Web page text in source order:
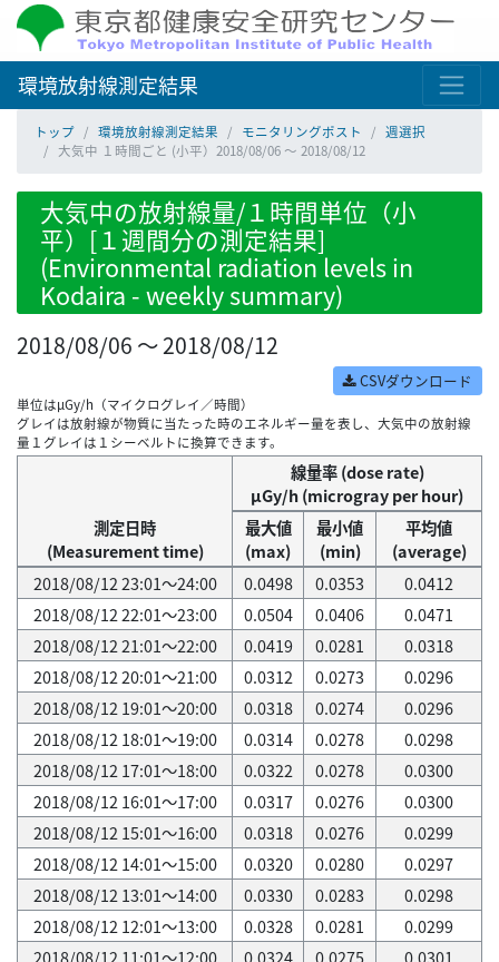
環境放射線測定結果
トップ 環境放射線測定結果 モニタリングポスト
週選択
大気中 １時間ごと (小平）2018/08/06 ～ 2018/08/12
大気中の放射線量/１時間単位（小
平）[１週間分の測定結果]
(Environmental radiation levels in
Kodaira - weekly summary)
2018/08/06 ～ 2018/08/12
CSVダウンロード
単位はμGy/h（マイクログレイ／時間）
グレイは放射線が物質に当たった時のエネルギー量を表し、大気中の放射線
量１グレイは１シーベルトに換算できます。
測定日時
(Measurement time)
線量率 (dose rate)
μGy/h (microgray per hour)
最大値
(max)
最小値
(min)
平均値
(average)
2018/08/12 23:01～24:00
0.0498 0.0353
0.0412
2018/08/12 22:01～23:00
0.0504 0.0406
0.0471
2018/08/12 21:01～22:00
0.0419 0.0281
0.0318
2018/08/12 20:01～21:00
0.0312 0.0273
0.0296
2018/08/12 19:01～20:00
0.0318 0.0274
0.0296
2018/08/12 18:01～19:00
0.0314 0.0278
0.0298
2018/08/12 17:01～18:00
0.0322 0.0278
0.0300
2018/08/12 16:01～17:00
0.0317 0.0276
0.0300
2018/08/12 15:01～16:00
0.0318 0.0276
0.0299
2018/08/12 14:01～15:00
0.0320 0.0280
0.0297
2018/08/12 13:01～14:00
0.0330 0.0283
0.0298
2018/08/12 12:01～13:00
0.0328 0.0281
0.0299
2018/08/12 11:01～12:00
0.0324 0.0275
0.0301